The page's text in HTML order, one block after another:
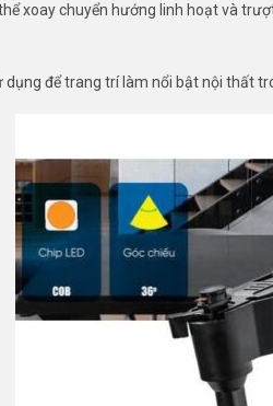
xoay chuyển hướng linh hoạt và
dụng để trang trí làm nổi bật nội thất